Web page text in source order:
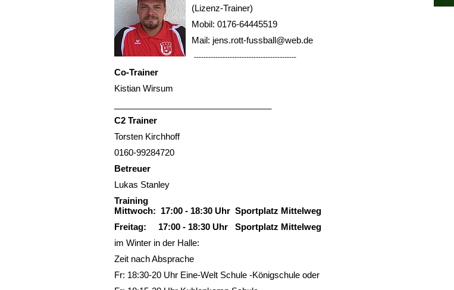
(Lizenz-Trainer)
Mobil: 0176-64445519
Mail: jens.rott-fussball@web.de
-------------------------------------------
Co-Trainer
Kistian Wirsum
C2 Trainer
Torsten Kirchhoff
0160-99284720
Betreuer
Lukas Stanley
Training
Mittwoch: 17:00 - 18:30 Uhr Sportplatz Mittelweg
Freitag: 17:00 - 18:30 Uhr Sportplatz Mittelweg
im Winter in der Halle:
Zeit nach Absprache
Fr: 18:30-20 Uhr Eine-Welt Schule -Königschule oder